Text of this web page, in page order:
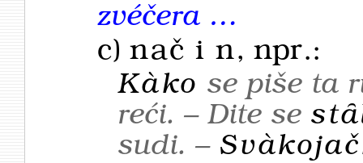
zvéčera …
c) nač i n, npr.:
Kàko se piše ta
reći. – Dite se
sudi. –